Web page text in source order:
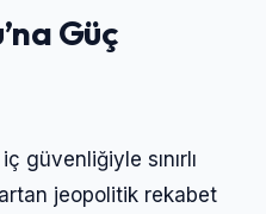
Güç
güvenliğiyle sınırlı
jeopolitik rekabet